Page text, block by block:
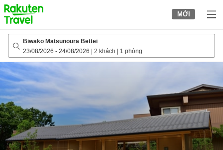
to
top
page
MỚI
Biwako Matsunoura Bettei
23/08/2026 - 24/08/2026 2 khách 1 phòng